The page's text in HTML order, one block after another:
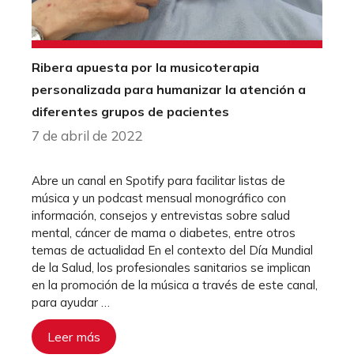
Ribera apuesta por la musicoterapia
personalizada para humanizar la atención a
diferentes grupos de pacientes
7 de abril de 2022
Abre un canal en Spotify para facilitar listas de
música y un podcast mensual monográfico con
información, consejos y entrevistas sobre salud
mental, cáncer de mama o diabetes, entre otros
temas de actualidad En el contexto del Día Mundial
de la Salud, los profesionales sanitarios se implican
en la promoción de la música a través de este canal,
para ayudar …
Leer más